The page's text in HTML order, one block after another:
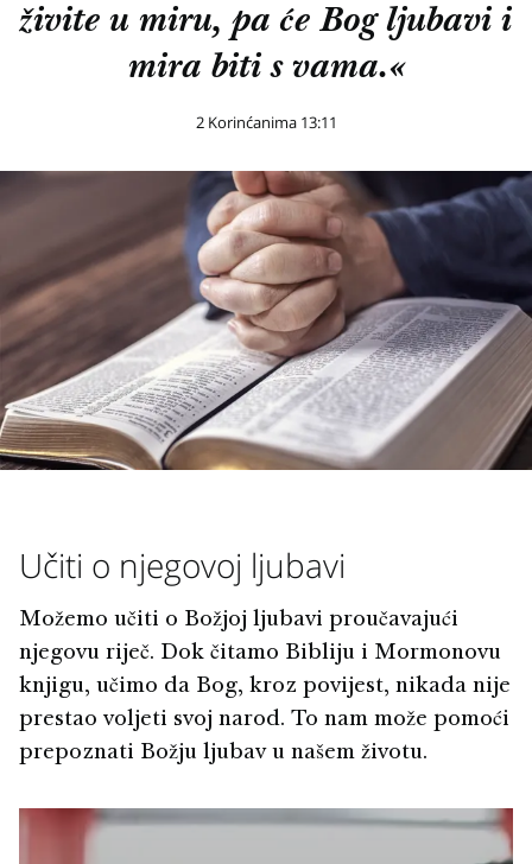
živite u miru, pa će Bog ljubavi i
mira biti s vama.«
2 Korinćanima 13:11
Učiti o njegovoj ljubavi
Možemo učiti o Božjoj ljubavi proučavajući
njegovu riječ. Dok čitamo Bibliju i Mormonovu
knjigu, učimo da Bog, kroz povijest, nikada nije
prestao voljeti svoj narod. To nam može pomoći
prepoznati Božju ljubav u našem životu.